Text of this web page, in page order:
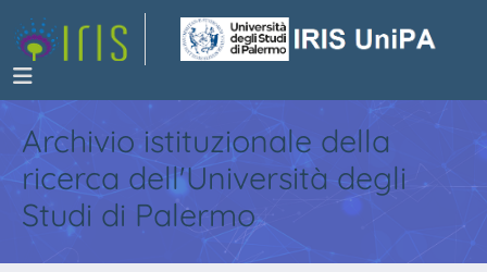
Archivio istituzionale della
ricerca dell'Università degli
Studi di Palermo